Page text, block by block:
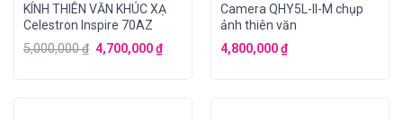
KÍNH THIÊN VĂN KHÚC XẠ
Celestron Inspire 70AZ
5,000,000₫ 4,700,000₫
Camera QHY5L-II-M chụp
ảnh thiên văn
4,800,000₫